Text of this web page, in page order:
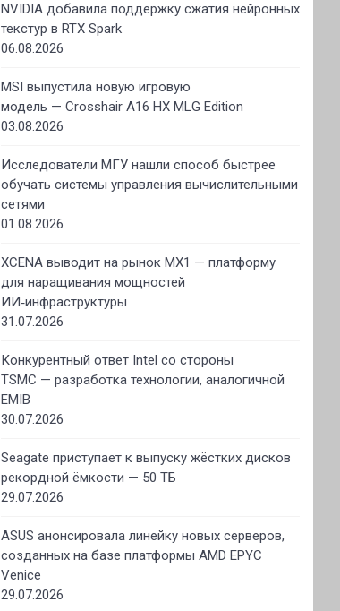
NVIDIA добавила поддержку сжатия нейронных
текстур в RTX Spark
06.08.2026
MSI выпустила новую игровую
модель — Crosshair A16 HX MLG Edition
03.08.2026
Исследователи МГУ нашли способ быстрее
обучать системы управления вычислительными
сетями
01.08.2026
XCENA выводит на рынок MX1 — платформу
для наращивания мощностей
ИИ‑инфраструктуры
31.07.2026
Конкурентный ответ Intel со стороны
TSMC — разработка технологии, аналогичной
EMIB
30.07.2026
Seagate приступает к выпуску жёстких дисков
рекордной ёмкости — 50 ТБ
29.07.2026
ASUS анонсировала линейку новых серверов,
созданных на базе платформы AMD EPYC
Venice
29.07.2026